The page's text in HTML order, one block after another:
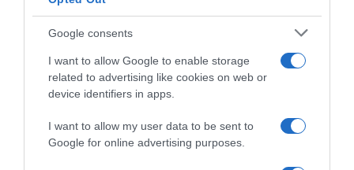
Google consents
I want to allow Google to enable storage
related to advertising like cookies on web or
device identifiers in apps.
I want to allow my user data to be sent to
Google for online advertising purposes.
PRODUTOS E MARCAS
Conheça a programação de fim-de-semana dos hotéis
da colecção Savoy Signature